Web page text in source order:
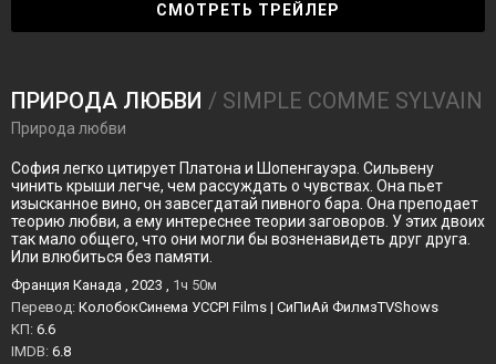
СМОТРЕТЬ ТРЕЙЛЕР
ПРИРОДА ЛЮБВИ / SIMPLE COMME SYLVAIN
Природа любви
София легко цитирует Платона и Шопенгауэра. Сильвену
чинить крыши легче, чем рассуждать о чувствах. Она пьет
изысканное вино, он завсегдатай пивного бара. Она преподает
теорию любви, а ему интереснее теории заговоров. У этих двоих
так мало общего, что они могли бы возненавидеть друг друга.
Или влюбиться без памяти.
Франция Канада , 2023 , 1ч 50м
Перевод: КолобокСинема УСCPI Films | СиПиАй ФилмзTVShows
KП: 6.6
IMDB: 6.8